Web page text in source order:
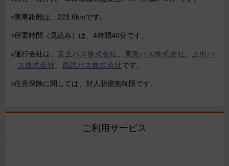
○実車距離は、223.6kmです。
○所要時間（見込み）は、4時間40分です。
○運行会社は、 京王バス株式会社 東急バス株式会社
上田バ
ス株式会社
西武バス株式会社です。
○任意保険に関しては、対人賠償無制限です。
ご利用サービス